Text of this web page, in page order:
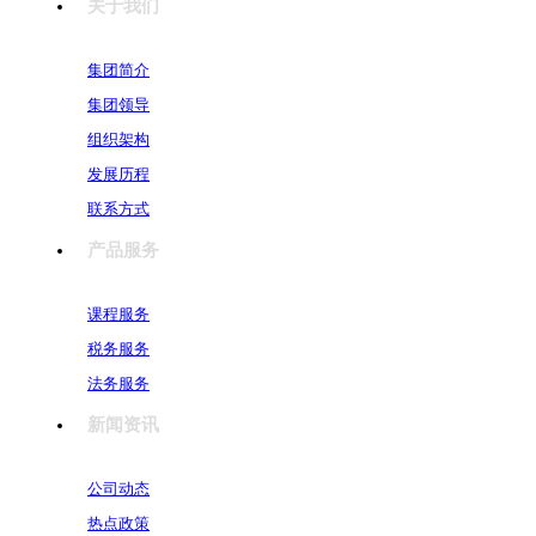
关于我们
集团简介
集团领导
组织架构
发展历程
联系方式
产品服务
课程服务
税务服务
法务服务
新闻资讯
公司动态
热点政策